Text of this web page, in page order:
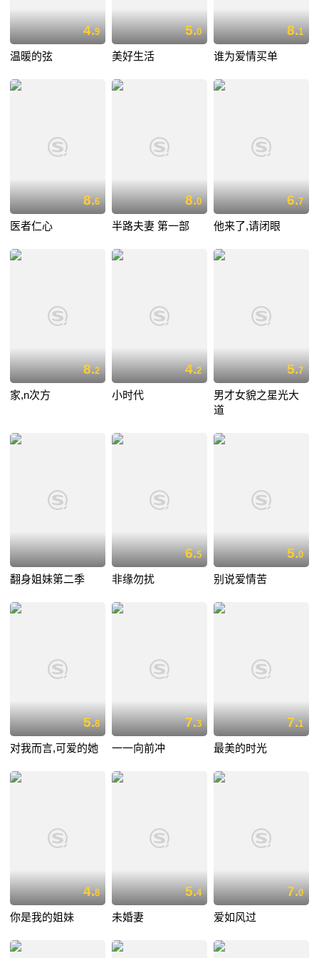
4.9
温暖的弦
5.0
美好生活
8.1
谁为爱情买单
8.6
医者仁心
8.0
半路夫妻 第一部
6.7
他来了,请闭眼
8.2
家,n次方
4.2
小时代
5.7
男才女貌之星光大
道
翻身姐妹第二季
6.5
非缘勿扰
5.0
别说爱情苦
5.8
对我而言,可爱的她
7.3
一一向前冲
7.1
最美的时光
4.8
你是我的姐妹
5.4
未婚妻
7.0
爱如风过